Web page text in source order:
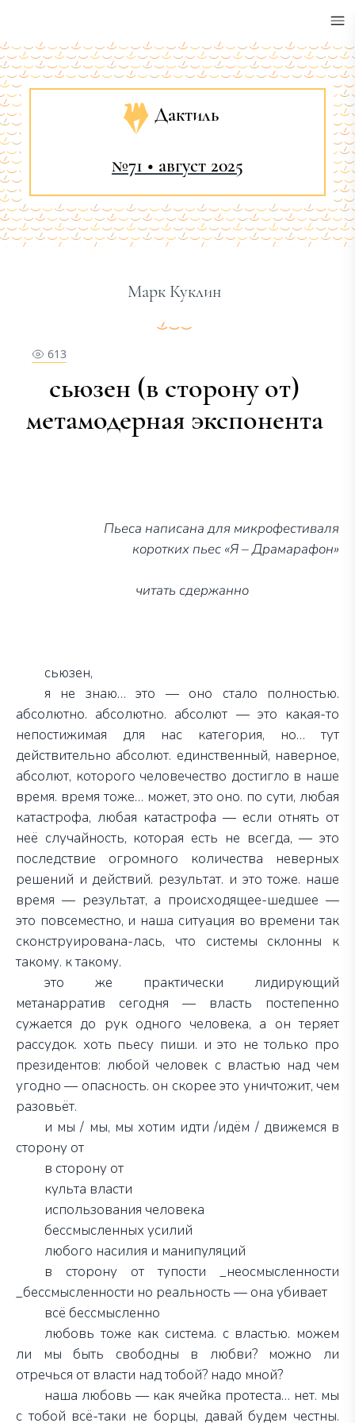
Дактиль
№71 • август 2025
Марк Куклин
613
сьюзен (в сторону от)
метамодерная экспонента
Пьеса написана для микрофестиваля
коротких пьес «Я – Драмарафон»
читать сдержанно
сьюзен,
я не знаю… это — оно стало полностью.
абсолютно. абсолютно. абсолют — это какая-то
непостижимая для нас категория, но… тут
действительно абсолют. единственный, наверное,
абсолют, которого человечество достигло в наше
время. время тоже… может, это оно. по сути, любая
катастрофа, любая катастрофа — если отнять от
неё случайность, которая есть не всегда, — это
последствие огромного количества неверных
решений и действий. результат. и это тоже. наше
время — результат, а происходящее-шедшее —
это повсеместно, и наша ситуация во времени так
сконструирована-лась, что системы склонны к
такому. к такому.
это же практически лидирующий
метанарратив сегодня — власть постепенно
сужается до рук одного человека, а он теряет
рассудок. хоть пьесу пиши. и это не только про
президентов: любой человек с властью над чем
угодно — опасность. он скорее это уничтожит, чем
разовьёт.
и мы / мы, мы хотим идти /идём / движемся в
сторону от
в сторону от
культа власти
использования человека
бессмысленных усилий
любого насилия и манипуляций
в сторону от тупости _неосмысленности
_бессмысленности но реальность — она убивает
всё бессмысленно
любовь тоже как система. с властью. можем
ли мы быть свободны в любви? можно ли
отречься от власти над тобой? надо мной?
наша любовь — как ячейка протеста… нет. мы
с тобой всё-таки не борцы, давай будем честны.